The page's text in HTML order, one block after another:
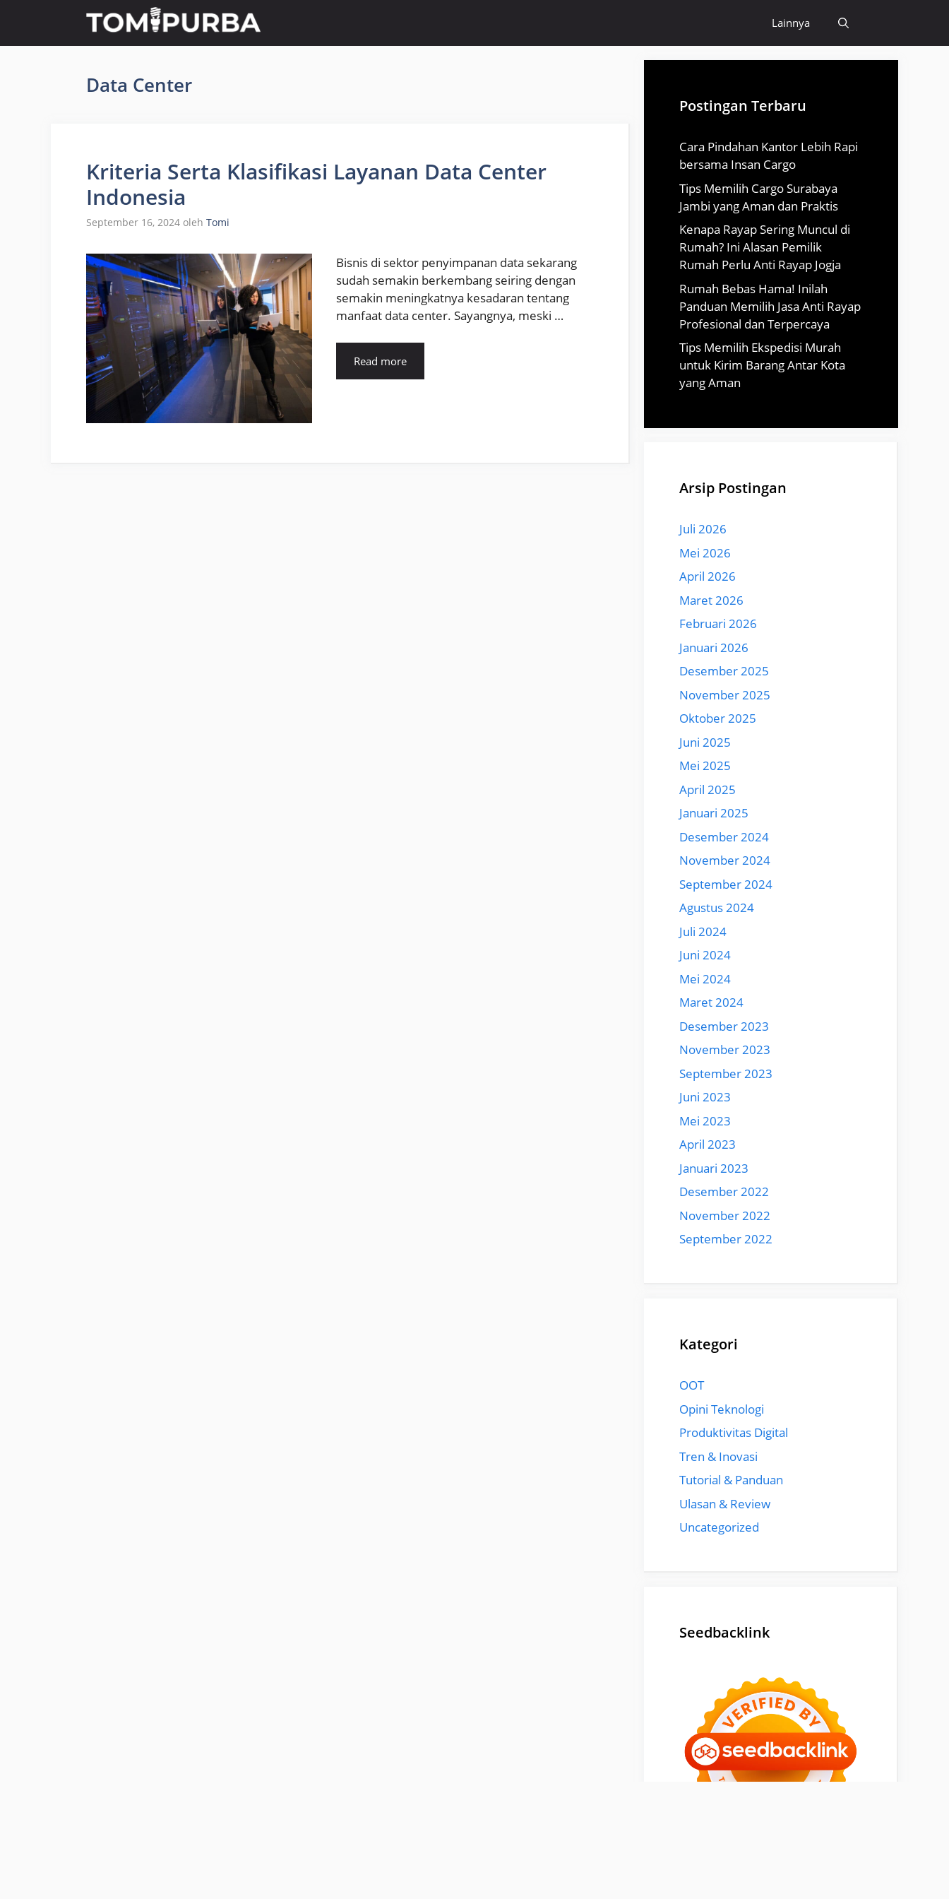
isi
Lainnya
Data Center
Kriteria Serta Klasifikasi Layanan Data Center
Indonesia
September 16, 2024 oleh Tomi
Bisnis di sektor penyimpanan data sekarang
sudah semakin berkembang seiring dengan
semakin meningkatnya kesadaran tentang
manfaat data center. Sayangnya, meski …
Read more
Postingan Terbaru
Cara Pindahan Kantor Lebih Rapi
bersama Insan Cargo
Tips Memilih Cargo Surabaya
Jambi yang Aman dan Praktis
Kenapa Rayap Sering Muncul di
Rumah? Ini Alasan Pemilik
Rumah Perlu Anti Rayap Jogja
Rumah Bebas Hama! Inilah
Panduan Memilih Jasa Anti Rayap
Profesional dan Terpercaya
Tips Memilih Ekspedisi Murah
untuk Kirim Barang Antar Kota
yang Aman
Arsip Postingan
Juli 2026
Mei 2026
April 2026
Maret 2026
Februari 2026
Januari 2026
Desember 2025
November 2025
Oktober 2025
Juni 2025
Mei 2025
April 2025
Januari 2025
Desember 2024
November 2024
September 2024
Agustus 2024
Juli 2024
Juni 2024
Mei 2024
Maret 2024
Desember 2023
November 2023
September 2023
Juni 2023
Mei 2023
April 2023
Januari 2023
Desember 2022
November 2022
September 2022
Kategori
OOT
Opini Teknologi
Produktivitas Digital
Tren & Inovasi
Tutorial & Panduan
Ulasan & Review
Uncategorized
Seedbacklink